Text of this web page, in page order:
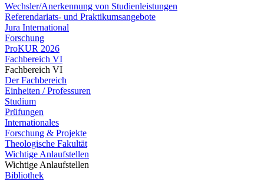
Wechsler/Anerkennung von Studienleistungen
Referendariats- und Praktikumsangebote
Jura International
Forschung
ProKUR 2026
Fachbereich VI
Fachbereich VI
Der Fachbereich
Einheiten / Professuren
Studium
Prüfungen
Internationales
Forschung & Projekte
Theologische Fakultät
Wichtige Anlaufstellen
Wichtige Anlaufstellen
Bibliothek